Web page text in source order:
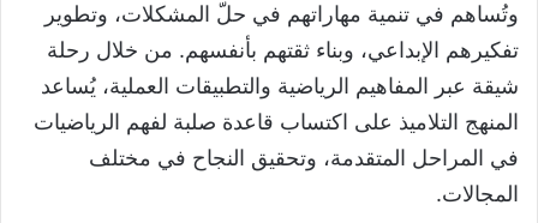
وتُساهم في تنمية مهاراتهم في حلّ المشكلات، وتطوير
تفكيرهم الإبداعي، وبناء ثقتهم بأنفسهم. من خلال رحلة
شيقة عبر المفاهيم الرياضية والتطبيقات العملية، يُساعد
المنهج التلاميذ على اكتساب قاعدة صلبة لفهم الرياضيات
في المراحل المتقدمة، وتحقيق النجاح في مختلف
المجالات.